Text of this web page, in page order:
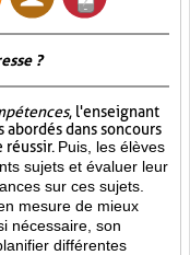
?
, l'enseignant
dans son cours
réussir. Puis, les élèves
sujets et évaluer leur
sur ces sujets.
mesure de mieux
nécessaire, son
différentes